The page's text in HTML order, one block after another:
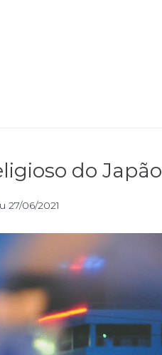
do Japão
27/06/2021